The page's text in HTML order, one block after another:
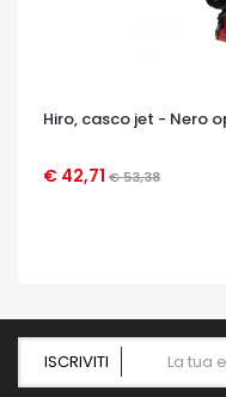
Hiro, casco jet - Nero
€ 42,71 € 53,38
OCCHIATA VELOCE
ISCRIVITI